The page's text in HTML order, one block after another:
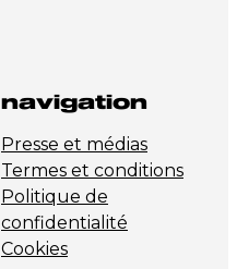
navigation
Presse et médias
Termes et conditions
Politique de
confidentialité
Cookies